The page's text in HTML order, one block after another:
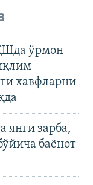
ўрмон
хавфларни
янги зарба,
баёнот